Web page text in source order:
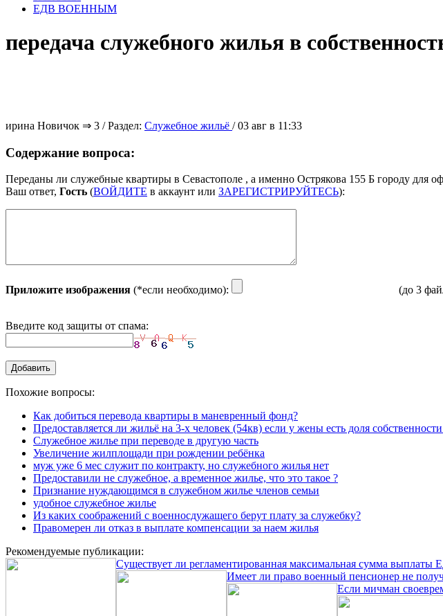
ЕДВ ВОЕННЫМ
передача служебного жилья в
ирина Новичок ⇒ 3 / Раздел: Служебное жильё / 03 авг в 11:33
Содержание вопроса:
Переданы ли служебные квартиры в Севастополе , а именно Острякова 155 Б городу для
Ваш ответ, Гость (ВОЙДИТЕ в аккаунт или ЗАРЕГИСТРИРУЙТЕСЬ):
Приложите изображения (*если необходимо): (до 3
Введите код защиты от спама:
Похожие вопросы:
Как добиться перевода квартиры в маневренный фонд?
Предоставляется ли жильё на 3-х человек (54кв) если у жены есть доля
Служебное жилье при переводе в другую часть
Увеличение жилплощади при рождении ребёнка
муж уже 6 мес служит по контракту, но служебного жилья нет
Предоставили не служебное, а временное жилье, что это такое ?
Признание нуждающимся в служебном жилье членов семьи
удобное служебное жилье
Из каких соображений с военносдужащего берут плату за служебку?
Правомерен ли отказ в выплате компенсации за наем жилья
Рекомендуемые публикации:
Cуществует ли регламентированная максимальная сумма выплаты
Имеет ли право военный пенсионер не
Если мичман